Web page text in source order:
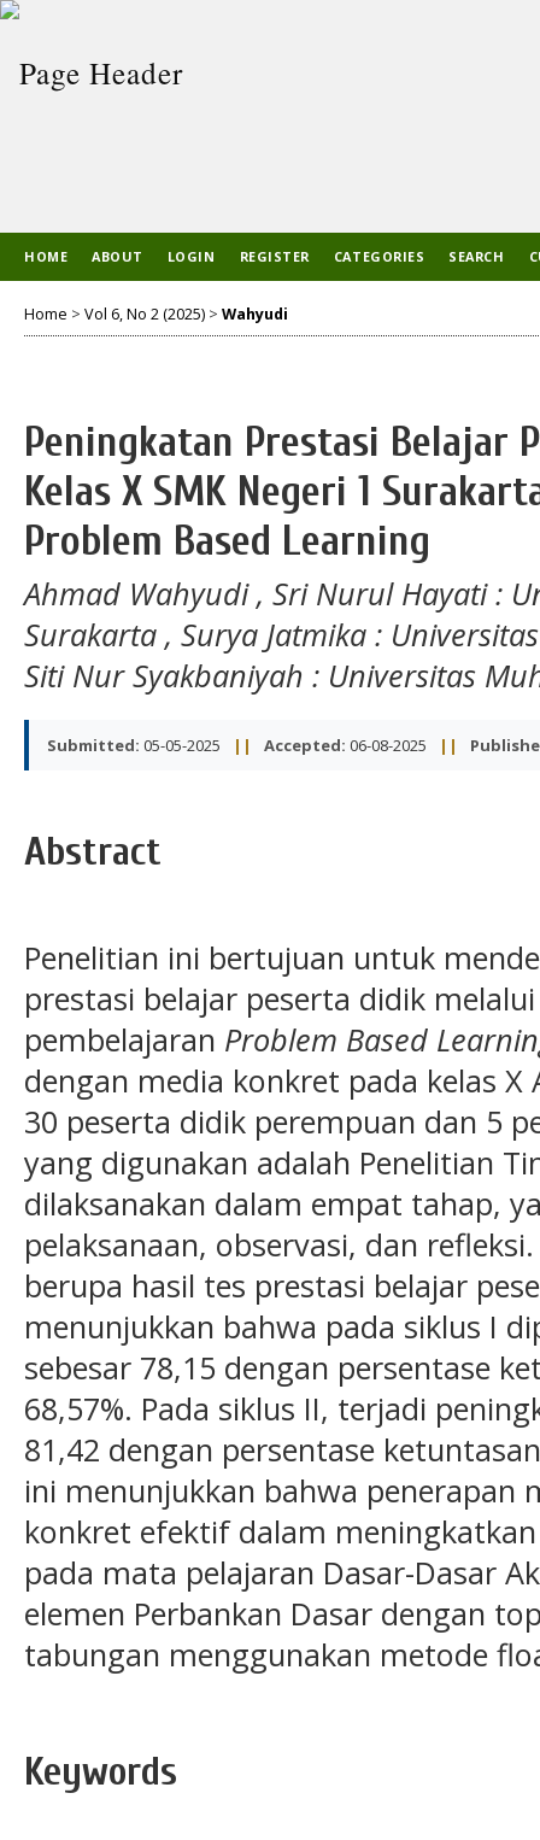
HOME ABOUT LOGIN REGISTER CATEGORIES SEARCH
Home > Vol 6, No 2 (2025) > Wahyudi
Peningkatan Prestasi Belajar
Kelas X SMK Negeri 1
Problem Based Learning
Ahmad Wahyudi, Sri Nurul Hayati:
Surakarta , Surya Jatmika :
Siti Nur Syakbaniyah : Universitas
Submitted: 05-05-2025 || Accepted: 06-08-2025 ||
Abstract
Penelitian ini bertujuan untuk
prestasi belajar peserta didik
pembelajaran Problem Based
dengan media konkret pada kelas
30 peserta didik perempuan dan 5
yang digunakan adalah Penelitian
dilaksanakan dalam empat tahap,
pelaksanaan, observasi, dan
berupa hasil tes prestasi belajar
menunjukkan bahwa pada siklus I
sebesar 78,15 dengan persentase
68,57%. Pada siklus II, terjadi
81,42 dengan persentase
ini menunjukkan bahwa penerapan
konkret efektif dalam
pada mata pelajaran Dasar-Dasar
elemen Perbankan Dasar dengan
tabungan menggunakan metode
Keywords